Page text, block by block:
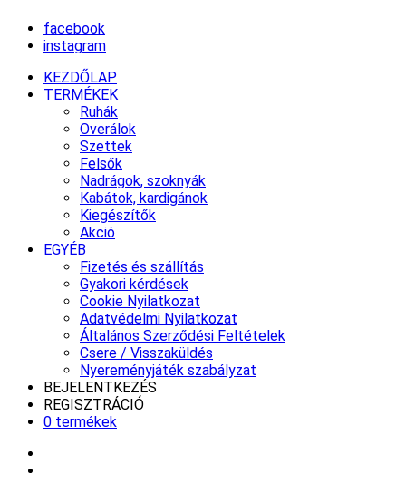
facebook
instagram
KEZDŐLAP
TERMÉKEK
Ruhák
Overálok
Szettek
Felsők
Nadrágok, szoknyák
Kabátok, kardigánok
Kiegészítők
Akció
EGYÉB
Fizetés és szállítás
Gyakori kérdések
Cookie Nyilatkozat
Adatvédelmi Nyilatkozat
Általános Szerződési Feltételek
Csere / Visszaküldés
Nyereményjáték szabályzat
BEJELENTKEZÉS
REGISZTRÁCIÓ
0 termékek